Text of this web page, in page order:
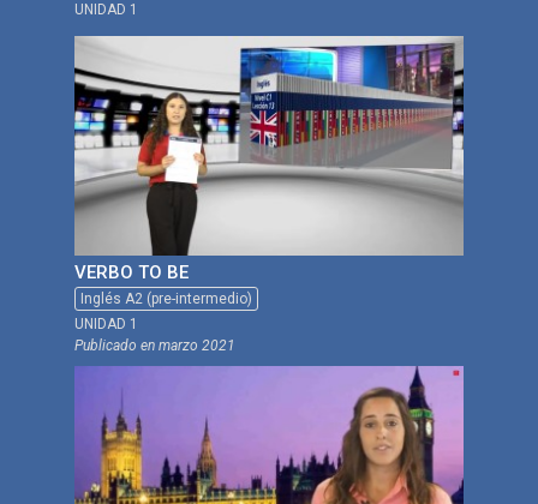
UNIDAD 1
VERBO TO BE
Inglés A2 (pre-intermedio)
UNIDAD 1
Publicado enmarzo 2021